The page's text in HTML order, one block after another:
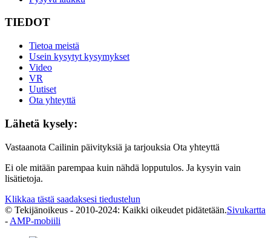
TIEDOT
Tietoa meistä
Usein kysytyt kysymykset
Video
VR
Uutiset
Ota yhteyttä
Lähetä kysely:
Vastaanota Cailinin päivityksiä ja tarjouksia Ota yhteyttä
Ei ole mitään parempaa kuin nähdä lopputulos. Ja kysyin vain
lisätietoja.
Klikkaa tästä saadaksesi tiedustelun
© Tekijänoikeus - 2010-2024: Kaikki oikeudet pidätetään.Sivukartta
- AMP-mobiili